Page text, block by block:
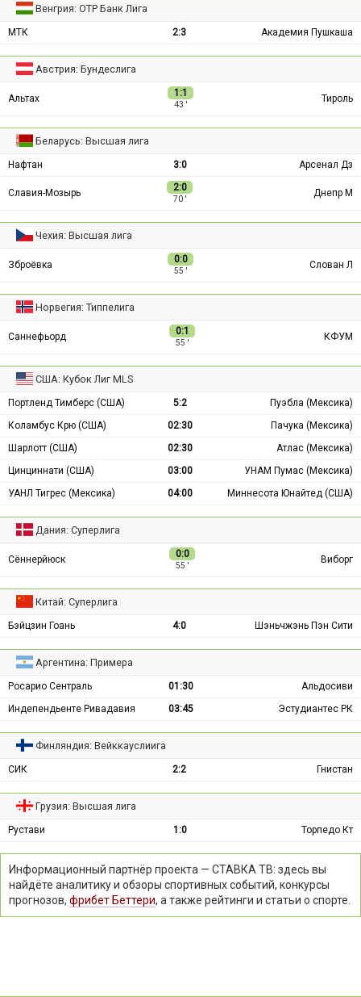
Венгрия: ОТР Банк Лига
МТК 2:3 Академия Пушкаша
Австрия: Бундеслига
Альтах 1:1
43 ′
Тироль
Беларусь: Высшая лига
Нафтан 3:0 Арсенал Дз
Славия-Мозырь 2:0
70 ′
Днепр М
Чехия: Высшая лига
Зброёвка 0:0
55 ′
Слован Л
Норвегия: Типпелига
Саннефьорд 0:1
55 ′
КФУМ
США: Кубок Лиг MLS
Портленд Тимберс (США) 5:2
Пуэбла (Мексика)
Коламбус Крю (США)
02:30
Пачука (Мексика)
Шарлотт (США)
02:30
Атлас (Мексика)
Цинциннати (США)
03:00
УНАМ Пумас (Мексика)
УАНЛ Тигрес (Мексика)
04:00 Миннесота Юнайтед (США)
Дания: Суперлига
Сённерйюск 0:0
55 ′
Виборг
Китай: Суперлига
Бэйцзин Гоань 4:0 Шэньчжэнь Пэн Сити
Аргентина: Примера
Росарио Сентраль 01:30
Альдосиви
Индепендьенте Ривадавия
03:45 Эстудиантес РК
Финляндия: Вейккауслиига
СИК 2:2 Гнистан
Грузия: Высшая лига
Рустави 1:0 Торпедо Кт
Информационный партнёр проекта — СТАВКА ТВ: здесь вы
найдёте аналитику и обзоры спортивных событий, конкурсы
прогнозов, фрибет Беттери, а также рейтинги и статьи о спорте.